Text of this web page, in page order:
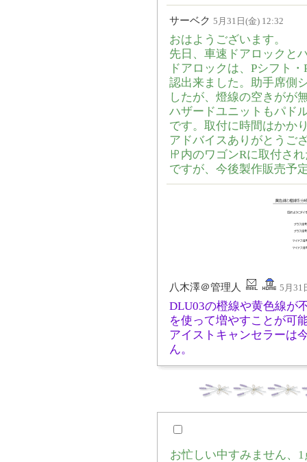
サーベク 5月31日(金) 12:32
おはようございます。
先日、車速ドアロックと
ドアロックは、Pシフト
認出来ました。助手席側
したが、燈線の空きがが
ハザードユニットもパド
です。取付に時間はかか
アドバイスありがとうご
㏋内のワゴンRに取付さ
ですが、今後製作販売予
八木澤＠管理人 5月31
DLU03の橙線や黄色線が
を使って増やすことが可
アイストキャンセラーは
ん。
お忙しい中すみません、